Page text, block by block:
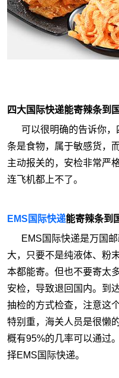
四大国际快递能寄辣条到
可以很明确的告诉你，
条是食物，属于敏感货，
主动报关的，安检非常严
连飞机都上不了。
EMS国际快递能寄辣条到
EMS国际快递是万国邮
大，只要不是纯液体、粉
本都能寄。但也不要寄太
安检，导致退回国内。到
抽检的方式检查，注意这
特别重，海关人员是很懒
概有95%的几率可以通过
择EMS国际快递。